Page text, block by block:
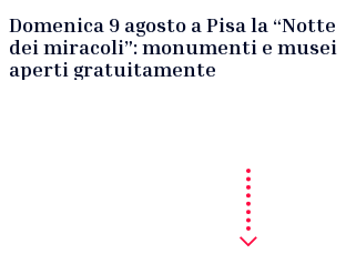
Domenica 9 agosto a Pisa la “Notte
dei miracoli”: monumenti e musei
aperti gratuitamente